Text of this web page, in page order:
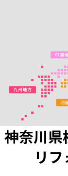
神奈川県
リ